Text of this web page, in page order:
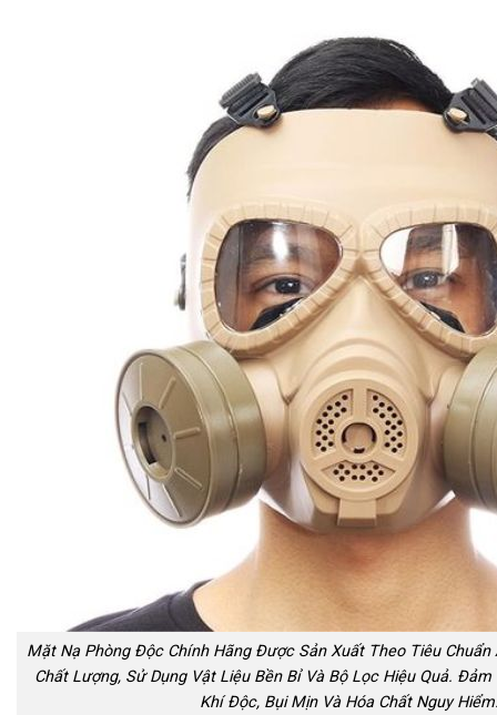
Mặt Nạ Phòng Độc Chính Hãng Được Sản Xuất Theo Tiêu Chuẩn
Chất Lượng, Sử Dụng Vật Liệu Bền Bỉ Và Bộ Lọc Hiệu Quả.
Khí Độc, Bụi Mịn Và Hóa Chất Nguy